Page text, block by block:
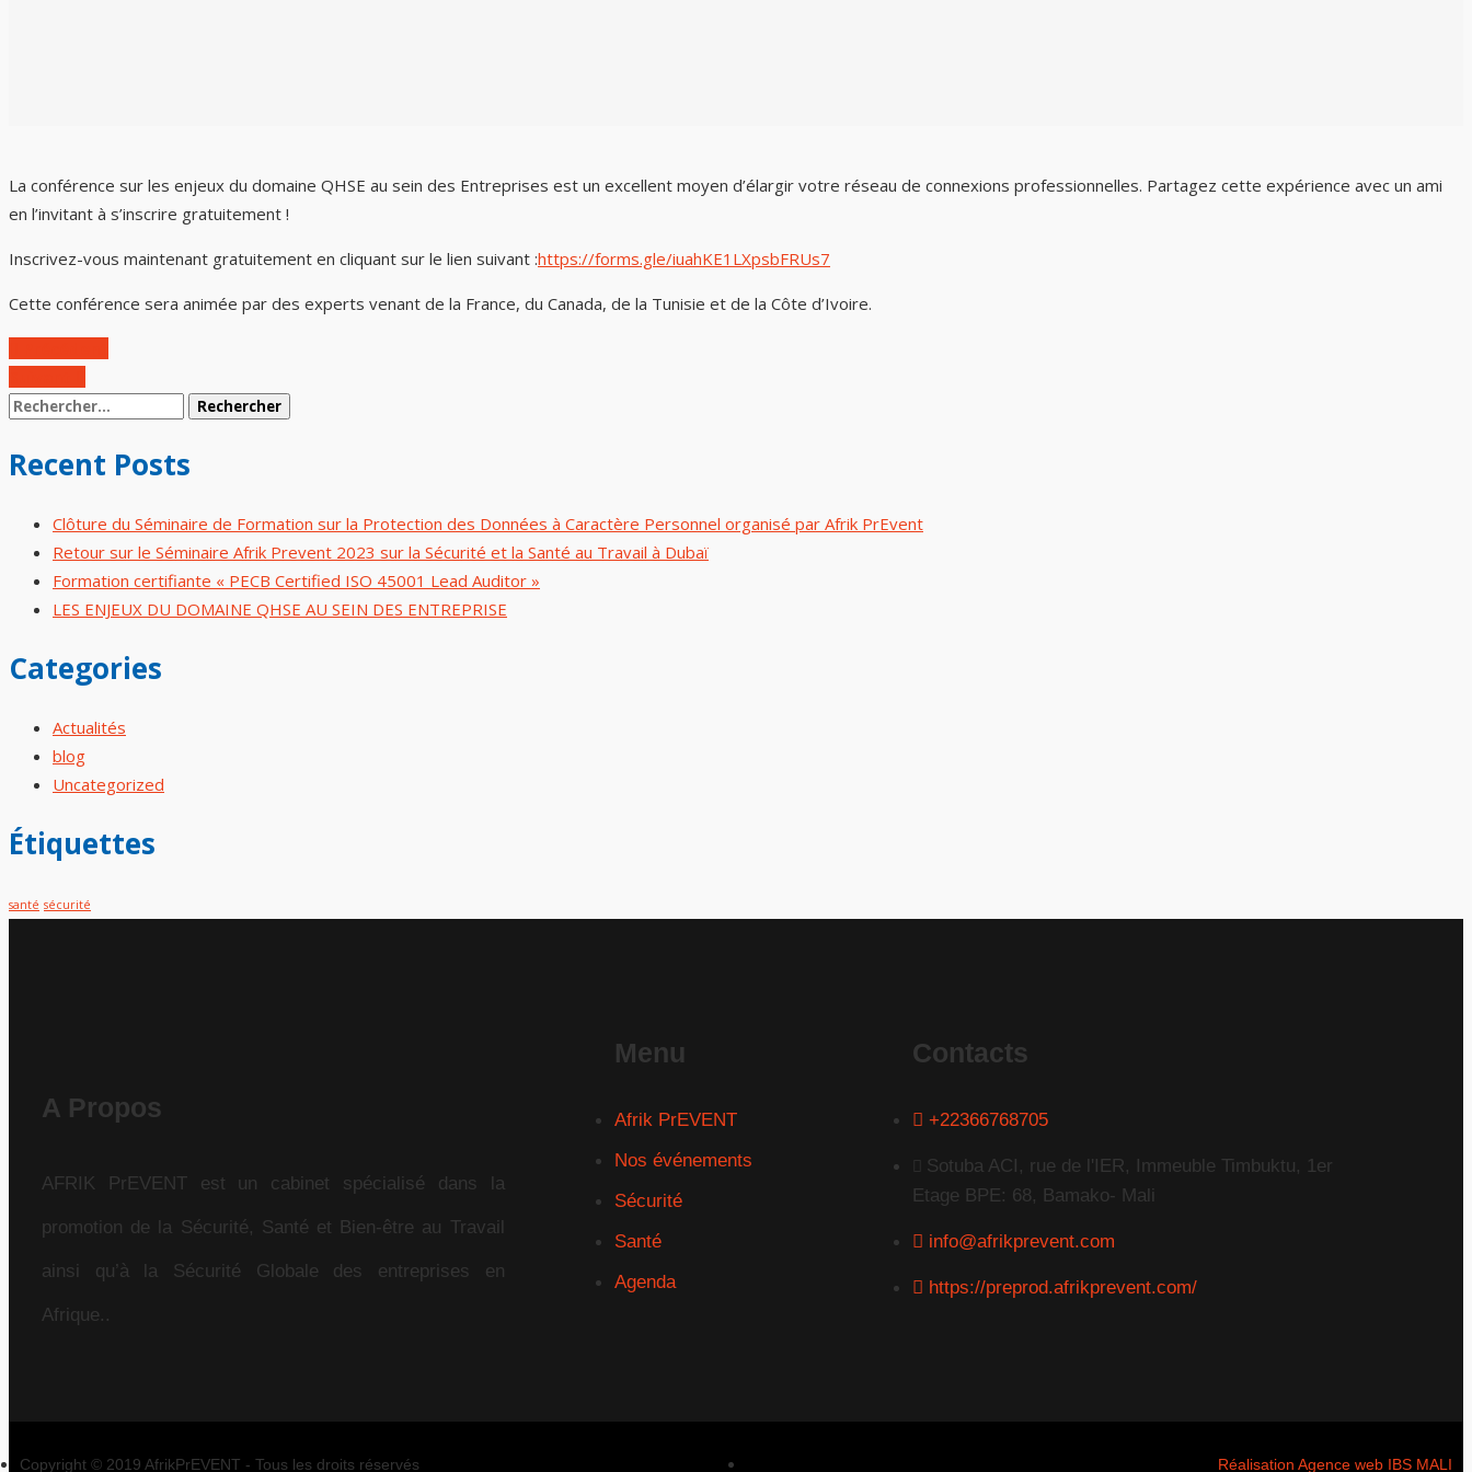
La conférence sur les enjeux du domaine QHSE au sein des Entreprises est un excellent moyen d’élargir votre réseau de connexions professionnelles. Partagez cette expérience avec un ami
en l’invitant à s’inscrire gratuitement !
Inscrivez-vous maintenant gratuitement en cliquant sur le lien suivant :https://forms.gle/iuahKE1LXpsbFRUs7
Cette conférence sera animée par des experts venant de la France, du Canada, de la Tunisie et de la Côte d’Ivoire.
Recent Posts
Clôture du Séminaire de Formation sur la Protection des Données à Caractère Personnel organisé par Afrik PrEvent
Retour sur le Séminaire Afrik Prevent 2023 sur la Sécurité et la Santé au Travail à Dubaï
Formation certifiante « PECB Certified ISO 45001 Lead Auditor »
LES ENJEUX DU DOMAINE QHSE AU SEIN DES ENTREPRISE
Categories
Actualités
blog
Uncategorized
Étiquettes
santé sécurité
A Propos
AFRIK PrEVENT est un cabinet spécialisé dans la
promotion de la Sécurité, Santé et Bien-être au Travail
ainsi qu’à la Sécurité Globale des entreprises en
Afrique..
Menu
Afrik PrEVENT
Nos événements
Sécurité
Santé
Agenda
Contacts
+22366768705
Sotuba ACI, rue de l'IER, Immeuble Timbuktu, 1er
Etage BPE: 68, Bamako- Mali
info@afrikprevent.com
https://preprod.afrikprevent.com/
Copyright © 2019 AfrikPrEVENT - Tous les droits réservés Réalisation Agence web IBS MALI